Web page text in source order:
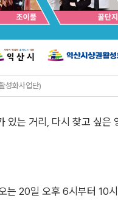
성화사업단)
있는 거리, 다시 찾고 싶은
는 20일 오후 6시부터 10시